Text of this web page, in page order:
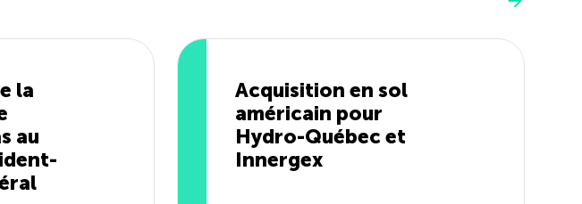
la
au
Acquisition en sol
américain pour
Hydro-Québec et
Innergex